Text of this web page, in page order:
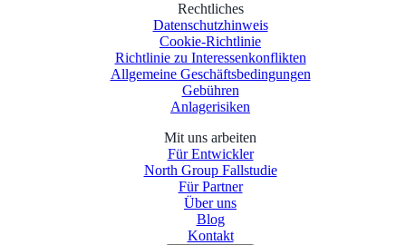
Rechtliches
Datenschutzhinweis
Cookie-Richtlinie
Richtlinie zu Interessenkonflikten
Allgemeine Geschäftsbedingungen
Gebühren
Anlagerisiken
Mit uns arbeiten
Für Entwickler
North Group Fallstudie
Für Partner
Über uns
Blog
Kontakt